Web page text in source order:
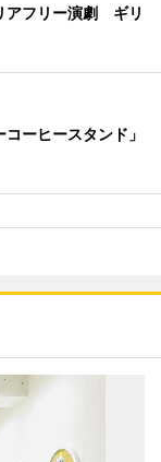
アフリー演劇 ギリ
ーヒースタンド」